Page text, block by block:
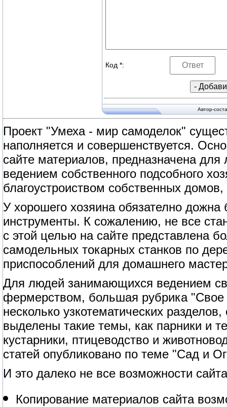
Код *:
Автор-
Проект "Умеха - мир самоделок"
наполняется и совершенствуется.
сайте материалов, предназначена
ведением собственного подсобного
благоустроиством собственных
У хорошего хозяина обязателно
инструменты. К сожалению, не все
с этой целью на сайте представлена
самодельных токарных станков по
приспособлений для домашнего
Для людей занимающихся ведением
фермерством, большая рубрика "Свое
несколько узкотематических
выделены такие темы, как парники и
кустарники, птицеводство и
статей опубликовано по теме "Сад и
И это далеко не все возможности
Копирование материалов сайта